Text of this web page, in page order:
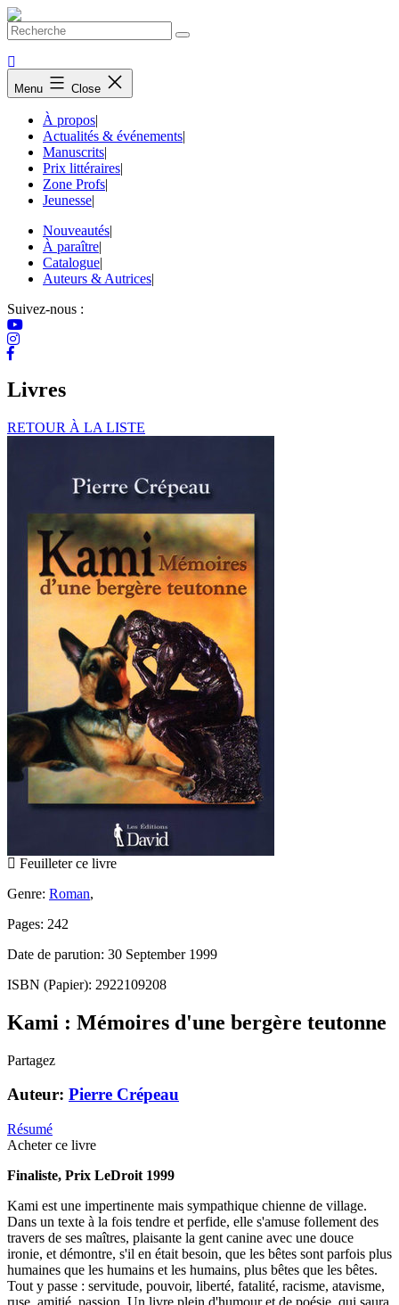
Skip
to
Menu Close
À propos|
Actualités & événements|
Manuscrits|
Prix littéraires|
Zone Profs|
Jeunesse|
Nouveautés|
À paraître|
Catalogue|
Auteurs & Autrices|
Suivez-nous :
Livres
RETOUR À LA LISTE
Feuilleter ce livre
Genre: Roman,
Pages: 242
Date de parution: 30 September 1999
ISBN (Papier): 2922109208
Kami : Mémoires d'une bergère teutonne
Partagez
Auteur: Pierre Crépeau
Résumé
Acheter ce livre
Finaliste, Prix LeDroit 1999
Kami est une impertinente mais sympathique chienne de village.
Dans un texte à la fois tendre et perfide, elle s'amuse follement des
travers de ses maîtres, plaisante la gent canine avec une douce
ironie, et démontre, s'il en était besoin, que les bêtes sont parfois plus
humaines que les humains et les humains, plus bêtes que les bêtes.
Tout y passe : servitude, pouvoir, liberté, fatalité, racisme, atavisme,
ruse, amitié, passion. Un livre plein d'humour et de poésie, qui saura